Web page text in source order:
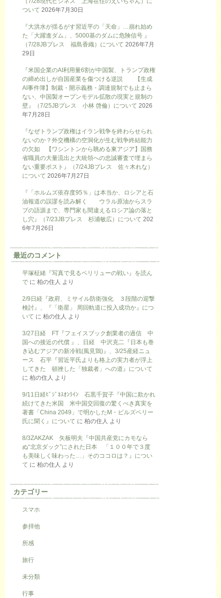
ついて 2026年7月30日
『大洪水が揺るがす習近平の「天命」…崩れ始め
た「大躍進ダム」、5000基のダムに危険信号 』
（7/28JBプレス 福島香織）について 2026年7月
29日
『米国企業のAI利用量6割が中国製、トランプ政権
の締め出しが自国産業を傷つける逆説 【生成
AI事件簿】制裁・開示義務・調達規制でも止まら
ない、中国製オープンモデル拡散の現実と規制の
壁』（7/25JBプレス 小林 啓倫）について 2026
年7月28日
『なぜトランプ政権はイラン戦争を終わらせられ
ないのか？外交機構の空洞化が生む戦争終結能力
の欠如 【ワシントンから眺める東アジア】国務
省職員の大量流出と大統領への忠誠審査で埋まら
ない重要ポスト』（7/24JBプレス 佐々木れな）
について 2026年7月27日
『「ホルムズ依存度95％」は本当か、ロシアと石
油報道の誤謬を読み解く ウラル原油からスラ
ブの語源まで、専門家も間違えるロシア論の落と
し穴』（7/23JBプレス 杉浦敏広）について 202
6年7月26日
最近のコメント
平塚柾緒『写真で見るペリリューの戦い』を読ん
で に 柏の住人 より
2/9日経『政府、ミサイル防衛強化 ３段階の迎撃
検討』、『「衛星」 周回軌道に投入成功か』につ
いて に 柏の住人 より
3/27日経 FT『フェイスブック創業者の過信 中
国への接近の代償 』、日経 中沢克二『日本も巻
き込むアジアの新冷戦(風見鶏)』、3/25産経ニュ
ース 石平『習近平氏よりも格上の実力者が浮上
してきた 頓挫した「独裁者」への道』について
に 柏の住人 より
9/11日経ﾋﾞｼﾞﾈｽｵﾝﾗｲﾝ 石黒千賀子『中国に欺かれ
続けてきた米国 米中国交回復の驚くべき真実を
著書「China 2049」で明かしたM・ピルズベリー
氏に聞く』について に 柏の住人 より
8/3ZAKZAK 矢板明夫『中国共産党にカモなら
ぬ“北京ダック”にされた日本 「１００年で３度
も美味しく味わった…」そのココロは？』につい
て に 柏の住人 より
カテゴリー
スマホ
参拝他
所感
旅行
未分類
行事